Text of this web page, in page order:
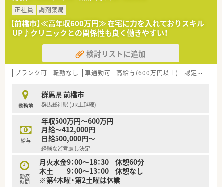
☆多彩なキャリアスタイルがあります！
多角的に事業を展開する同社では、
薬剤師としての働き方は決してひとつではありません。
薬剤師としてのキャリアを積みながら、
どんな夢に向かってもまっすぐに歩める道があります。
調剤薬局で、在宅医療で、病院薬剤師として、管理部門として、教
育担当としてなどなど…活動領域は広がり続けています。
あなたの思い描く未来を実現してください。
☆研修カリキュラムや学習コンテンツが豊富にございます！
入社1年目の方から中途入社の方まで、
永続的に成長できる教育制度を多数用意しています。
大学病院での実務研修など、
医療機関と連携して学べる機会もあり、
医療人として成長ができます。
全国どの薬局で働いても、患者さまに選ばれる薬剤師を目指すこ
とができますよ。
＼数字でみる同企業／
・大学病院・総合病院を中心とした門前薬局への出店割合 約
63％
・全国の大学病院総数に対する出店割合 約50%
・従業員の男女比率 4:7（女性が多め）
・育休からの復帰者の社員定着率 97％
・在宅医療の実施実績 90%以上
・かかりつけ薬剤師の在籍店舗割合 86%
＼企業の特徴／
大学病院や総合病院の門前薬局を中心に、
全都道府県に約600店舗以上の調剤薬局を展開しています。
☆最先端の知識を学べる環境があります！
同社がより力を入れているのが、
高度薬学管理、在宅医療、健康サポートに対する取り組みです。
各分野に合わせた設備整備や研修制度の導入などを進め、薬剤師
が成長できる環境を整えています。
また学び得た知識・経験を資格取得に繋げた際にしっかりと評
価！☆
正社員
調剤薬局
【前橋市】≪高年収600万円≫ 在宅に力を入れておりスキル
UP♪クリニックとの関係性も良く働きやすい！
検討リストに追加
ブランク可 転勤なし 車通勤可 高給与(600万円以上) 認定薬剤師取得支援あり
勤務地
群馬県 前橋市
群馬総社駅 (JR上越線)
給与
年収500万円～600万円
月給～412,000円
日給500,000円～
経験など考慮し決定
勤務
時間
月火水金9：00～18：30 休憩60分
木土 9：00～13：00 休憩なし
※第4木曜・第2土曜は休業